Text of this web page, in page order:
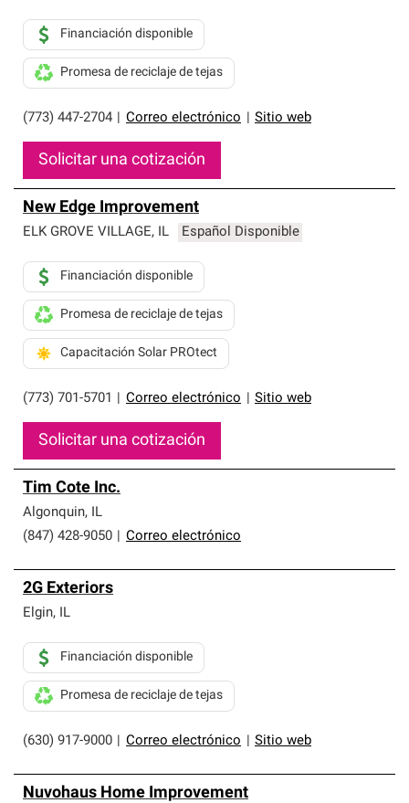
(773) 447-2704 Correo electrónico Sitio web
Financiación disponible
Promesa de reciclaje de tejas
Solicitar una cotización
New Edge Improvement
ELK GROVE VILLAGE, IL Español Disponible
(773) 701-5701 Correo electrónico Sitio web
Financiación disponible
Promesa de reciclaje de tejas
Capacitación Solar PROtect
Solicitar una cotización
Tim Cote Inc.
Algonquin, IL
(847) 428-9050
Correo electrónico
2G Exteriors
Elgin, IL
(630) 917-9000 Correo electrónico Sitio web
Financiación disponible
Promesa de reciclaje de tejas
Nuvohaus Home Improvement